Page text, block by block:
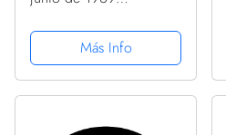
mujer PopSockets
PopGrip Intercambiable
Más Info